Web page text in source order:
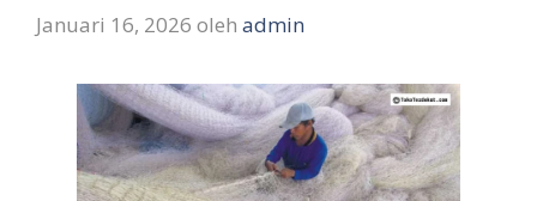
Januari 16, 2026 oleh admin